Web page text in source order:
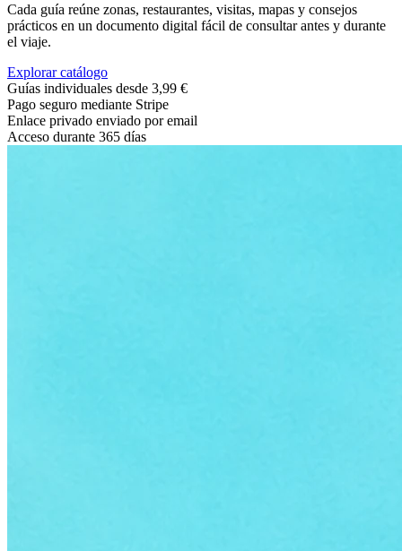
Cada guía reúne zonas, restaurantes, visitas, mapas y consejos
prácticos en un documento digital fácil de consultar antes y durante
el viaje.
Explorar catálogo
Guías individuales desde 3,99 €
Pago seguro mediante Stripe
Enlace privado enviado por email
Acceso durante 365 días